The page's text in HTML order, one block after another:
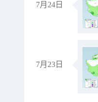
7月24日
7月23日